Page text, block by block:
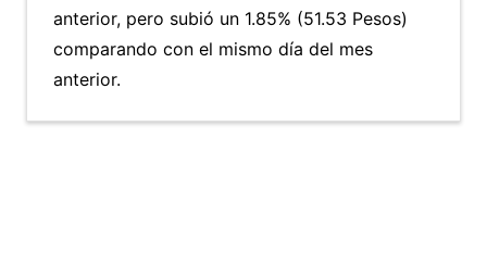
anterior, pero subió un 1.85% (51.53 Pesos)
comparando con el mismo día del mes
anterior.